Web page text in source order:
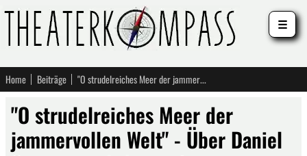
Home Beiträge "O strudelreiches Meer der jammervollen Welt" - Über Daniel Casper von Lohenstein
"O strudelreiches Meer der
jammervollen Welt" - Über Daniel
☰